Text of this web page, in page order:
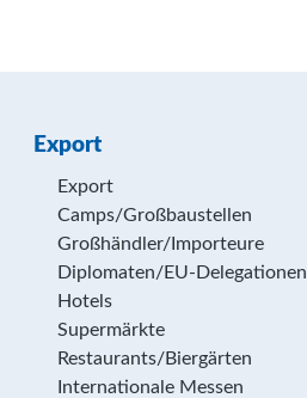
Export
Export
Camps/Großbaustellen
Großhändler/Importeure
Diplomaten/EU-Delegationen
Hotels
Supermärkte
Restaurants/Biergärten
Internationale Messen